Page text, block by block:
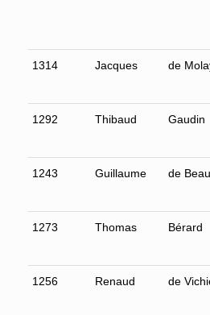
1314 Jacques de
1292 Thibaud Gaudin
1243 Guillaume de
1273 Thomas Bérard
1256 Renaud de